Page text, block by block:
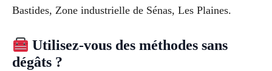
Bastides, Zone industrielle de Sénas, Les Plaines.
Utilisez-vous des méthodes sans
dégâts ?